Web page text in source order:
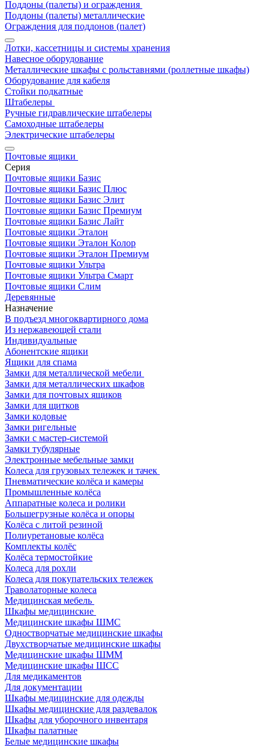
Поддоны (палеты) и ограждения
Поддоны (палеты) металлические
Ограждения для поддонов (палет)
Лотки, кассетницы и системы хранения
Навесное оборудование
Металлические шкафы с рольставнями (роллетные шкафы)
Оборудование для кабеля
Стойки подкатные
Штабелеры
Ручные гидравлические штабелеры
Самоходные штабелеры
Электрические штабелеры
Почтовые ящики
Серия
Почтовые ящики Базис
Почтовые ящики Базис Плюс
Почтовые ящики Базис Элит
Почтовые ящики Базис Премиум
Почтовые ящики Базис Лайт
Почтовые ящики Эталон
Почтовые ящики Эталон Колор
Почтовые ящики Эталон Премиум
Почтовые ящики Ультра
Почтовые ящики Ультра Смарт
Почтовые ящики Слим
Деревянные
Назначение
В подъезд многоквартирного дома
Из нержавеющей стали
Индивидуальные
Абонентские ящики
Ящики для спама
Замки для металлической мебели
Замки для металлических шкафов
Замки для почтовых ящиков
Замки для щитков
Замки кодовые
Замки ригельные
Замки с мастер-системой
Замки тубулярные
Электронные мебельные замки
Колеса для грузовых тележек и тачек
Пневматические колёса и камеры
Промышленные колёса
Аппаратные колеса и ролики
Большегрузные колёса и опоры
Колёса с литой резиной
Полиуретановые колёса
Комплекты колёс
Колёса термостойкие
Колеса для рохли
Колеса для покупательских тележек
Траволаторные колеса
Медицинская мебель
Шкафы медицинские
Медицинские шкафы ШМС
Одностворчатые медицинские шкафы
Двухстворчатые медицинские шкафы
Медицинские шкафы ШММ
Медицинские шкафы ШСС
Для медикаментов
Для документации
Шкафы медицинские для одежды
Шкафы медицинские для раздевалок
Шкафы для уборочного инвентаря
Шкафы палатные
Белые медицинские шкафы